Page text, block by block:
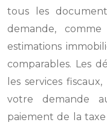
tous les
demande,
estimations
comparables. Les
les services
votre demande
paiement de la